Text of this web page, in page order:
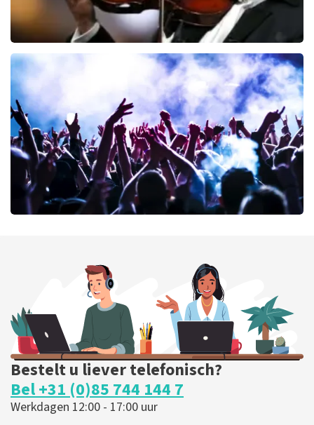
BESTEL NU
BESTEL NU
Bestelt u liever telefonisch?
Bel +31 (0)85 744 144 7
Werkdagen 12:00 - 17:00 uur